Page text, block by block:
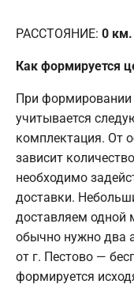
РАССТОЯНИЕ: 0 км.
Как формируется
При формировании
учитывается
комплектация. От
зависит
необходимо
доставки.
доставляем одной
обычно нужно два
от г. Пестово —
формируется